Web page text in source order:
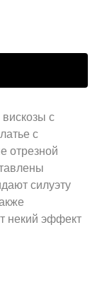
с
с
отрезной
силуэту
некий эффект